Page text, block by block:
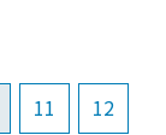
11 12